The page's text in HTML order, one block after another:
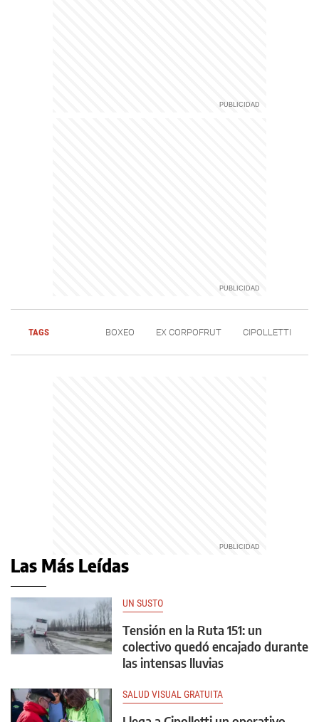
TAGS BOXEO EX CORPOFRUT CIPOLLETTI
Las Más Leídas
UN SUSTO
Tensión en la Ruta 151: un
colectivo quedó encajado durante
las intensas lluvias
SALUD VISUAL GRATUITA